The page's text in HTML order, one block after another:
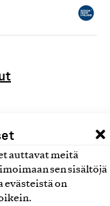
auttavat meitä
sen sisältöjä
evästeistä on